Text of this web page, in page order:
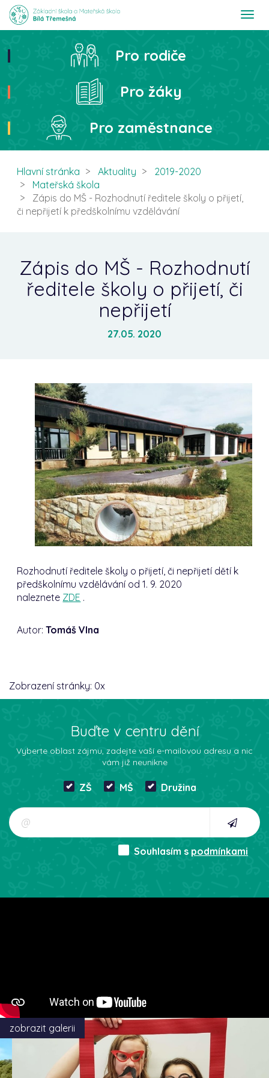
T
t
Hledat
Pro rodiče
Pro žáky
Pro zaměstnance
Hlavní stránka Aktuality
2019-2020
Mateřská škola
Zápis do MŠ - Rozhodnutí ředitele školy o přijetí,
či nepřijetí k předškolnímu vzdělávání
Zápis do MŠ - Rozhodnutí
ředitele školy o přijetí, či
nepřijetí
27.05. 2020
Rozhodnutí ředitele školy o přijetí, či nepřijetí dětí k
předškolnímu vzdělávání od 1. 9. 2020
naleznete ZDE .
Autor:Tomáš Vlna
Zobrazení stránky: 0x
Buďte v centru dění
Vyberte oblast zájmu, zadejte vaší e-mailovou adresu a nic
vám již neunikne
ZŠ MŠ Družina
Souhlasím s podmínkami
zobrazit galerii